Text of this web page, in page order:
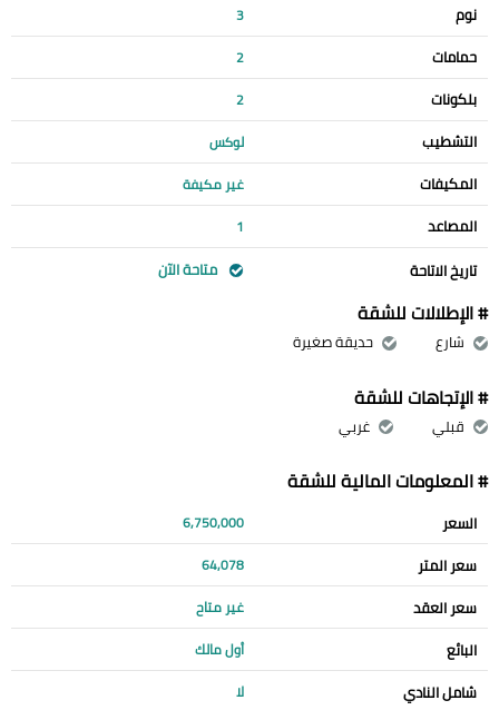
نوم 3
حمامات 2
بلكونات 2
التشطيب لوكس
المكيفات غير مكيفة
المصاعد 1
تاريخ الاتاحة متاحة الآن
# الإطلالات للشقة
شارع حديقة صغيرة
# الإتجاهات للشقة
قبلي غربي
# المعلومات المالية للشقة
السعر 6,750,000
سعر المتر 64,078
سعر العقد غير متاح
البائع أول مالك
شامل النادي لا